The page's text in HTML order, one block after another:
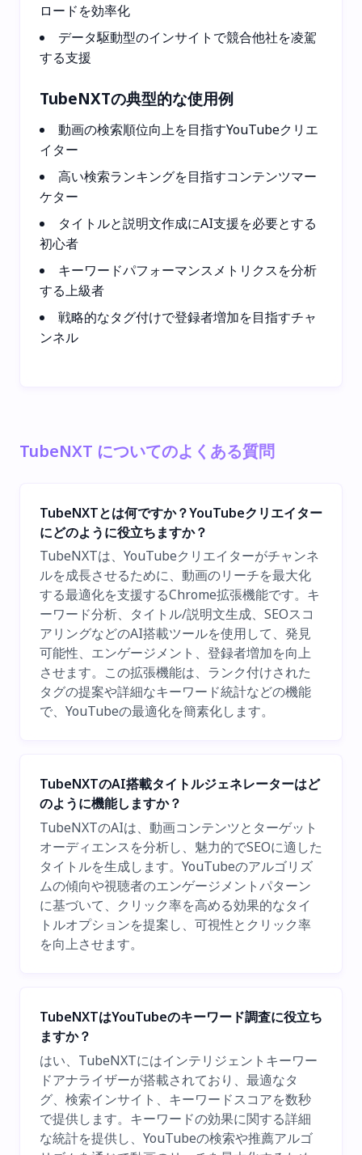
ロードを効率化
データ駆動型のインサイトで競合他社を凌駕
する支援
TubeNXTの典型的な使用例
動画の検索順位向上を目指すYouTubeクリエ
イター
高い検索ランキングを目指すコンテンツマー
ケター
タイトルと説明文作成にAI支援を必要とする
初心者
キーワードパフォーマンスメトリクスを分析
する上級者
戦略的なタグ付けで登録者増加を目指すチャ
ンネル
TubeNXT についてのよくある質問
TubeNXTとは何ですか？YouTubeクリエイター
にどのように役立ちますか？
TubeNXTは、YouTubeクリエイターがチャンネ
ルを成長させるために、動画のリーチを最大化
する最適化を支援するChrome拡張機能です。キ
ーワード分析、タイトル/説明文生成、SEOスコ
アリングなどのAI搭載ツールを使用して、発見
可能性、エンゲージメント、登録者増加を向上
させます。この拡張機能は、ランク付けされた
タグの提案や詳細なキーワード統計などの機能
で、YouTubeの最適化を簡素化します。
TubeNXTのAI搭載タイトルジェネレーターはど
のように機能しますか？
TubeNXTのAIは、動画コンテンツとターゲット
オーディエンスを分析し、魅力的でSEOに適した
タイトルを生成します。YouTubeのアルゴリズ
ムの傾向や視聴者のエンゲージメントパターン
に基づいて、クリック率を高める効果的なタイ
トルオプションを提案し、可視性とクリック率
を向上させます。
TubeNXTはYouTubeのキーワード調査に役立ち
ますか？
はい、TubeNXTにはインテリジェントキーワー
ドアナライザーが搭載されており、最適なタ
グ、検索インサイト、キーワードスコアを数秒
で提供します。キーワードの効果に関する詳細
な統計を提供し、YouTubeの検索や推薦アルゴ